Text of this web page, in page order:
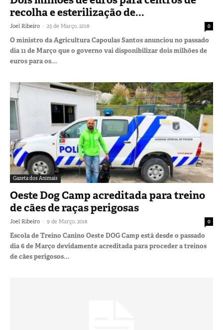
recolha e esterilização de...
Joel Ribeiro - 23 de Março, 2018 0
O ministro da Agricultura Capoulas Santos anunciou no passado
dia 11 de Março que o governo vai disponibilizar dois milhões de
euros para os...
Gazeta dos Animais
Oeste Dog Camp acreditada para treino
de cães de raças perigosas
Joel Ribeiro - 9 de Março, 2018 0
Escola de Treino Canino Oeste DOG Camp está desde o passado
dia 6 de Março devidamente acreditada para proceder a treinos
de cães perigosos...